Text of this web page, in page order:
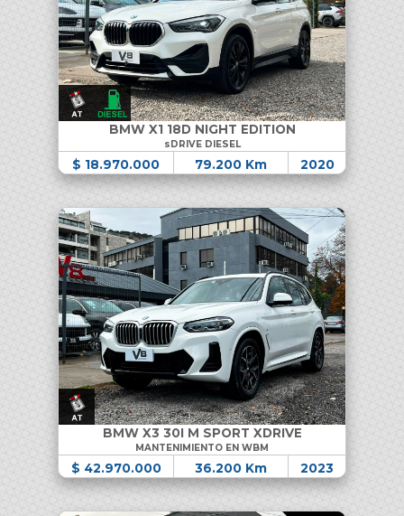
BMW X1 18D NIGHT EDITION
sDRIVE DIESEL
$ 18.970.000 79.200 Km 2020
BMW X3 30I M SPORT XDRIVE
MANTENIMIENTO EN WBM
$ 42.970.000 36.200 Km 2023